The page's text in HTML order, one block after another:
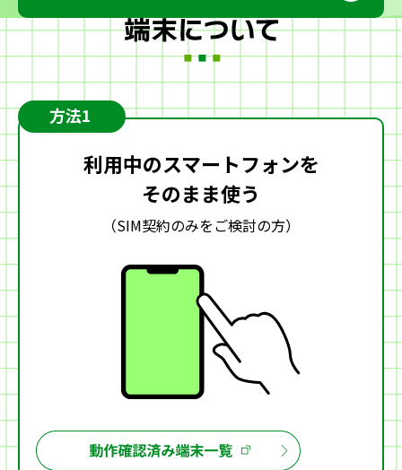
方法1
利用中のスマートフォンを
そのまま使う
（SIM契約のみをご検討の方）